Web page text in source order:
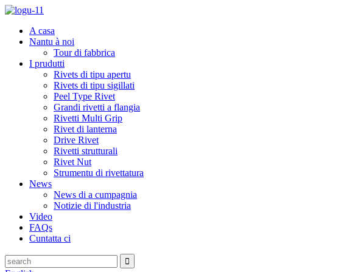
A casa
Nantu à noi
Tour di fabbrica
I prudutti
Rivets di tipu apertu
Rivets di tipu sigillati
Peel Type Rivet
Grandi rivetti a flangia
Rivetti Multi Grip
Rivet di lanterna
Drive Rivet
Rivetti strutturali
Rivet Nut
Strumentu di rivettatura
News
News di a cumpagnia
Notizie di l'industria
Video
FAQs
Cuntatta ci